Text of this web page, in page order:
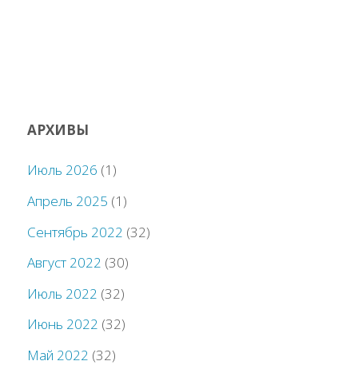
АРХИВЫ
Июль 2026 (1)
Апрель 2025 (1)
Сентябрь 2022 (32)
Август 2022 (30)
Июль 2022 (32)
Июнь 2022 (32)
Май 2022 (32)